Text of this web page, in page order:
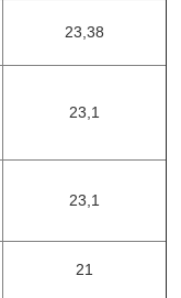
23,38
23,1
23,1
21